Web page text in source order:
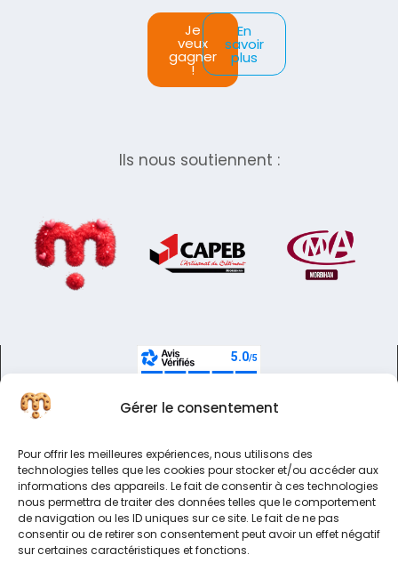
Gérer le consentement
Pour offrir les meilleures expériences, nous utilisons des
technologies telles que les cookies pour stocker et/ou accéder aux
informations des appareils. Le fait de consentir à ces technologies
nous permettra de traiter des données telles que le comportement
de navigation ou les ID uniques sur ce site. Le fait de ne pas
consentir ou de retirer son consentement peut avoir un effet négatif
sur certaines caractéristiques et fonctions.
Je
veux
gagner
!
En
savoir
plus
Ils nous soutiennent :